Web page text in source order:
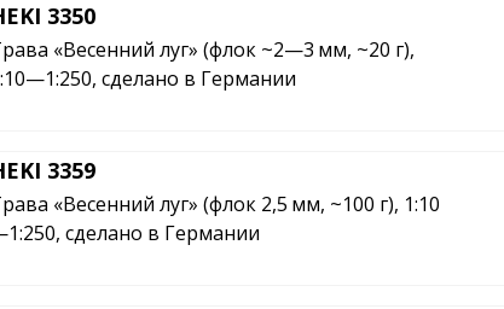
3350
«Весенний луг» (флок ~2—3 мм, ~20 г),
сделано в Германии
3359
«Весенний луг» (флок 2,5 мм, ~100 г), 1:10
сделано в Германии